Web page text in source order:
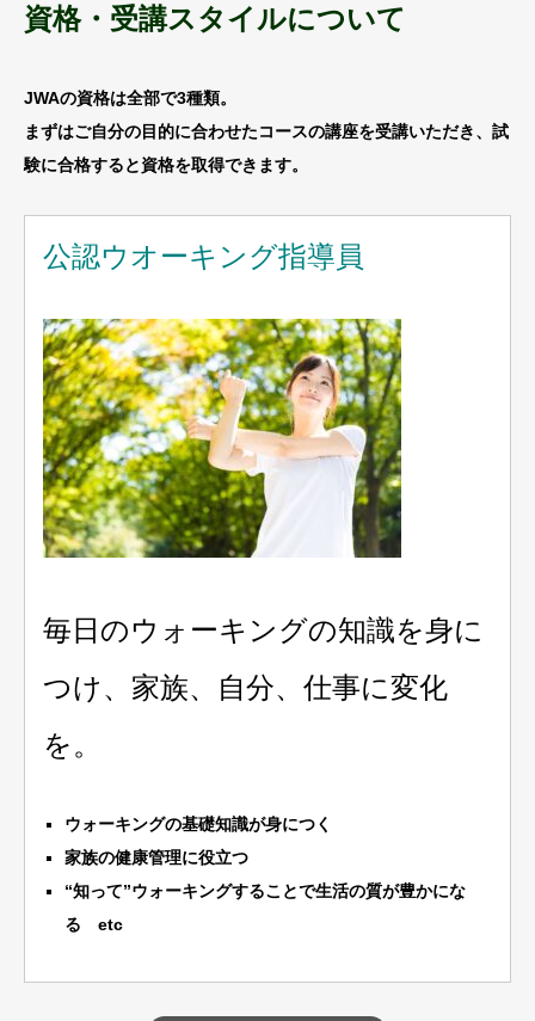
資格・受講スタイルについて
JWAの資格は全部で3種類。
まずはご自分の目的に合わせたコースの講座を受講いただき、試
験に合格すると資格を取得できます。
公認ウオーキング指導員
毎日のウォーキングの知識を身に
つけ、家族、自分、仕事に変化
を。
ウォーキングの基礎知識が身につく
家族の健康管理に役立つ
“知って”ウォーキングすることで生活の質が豊かにな
る etc